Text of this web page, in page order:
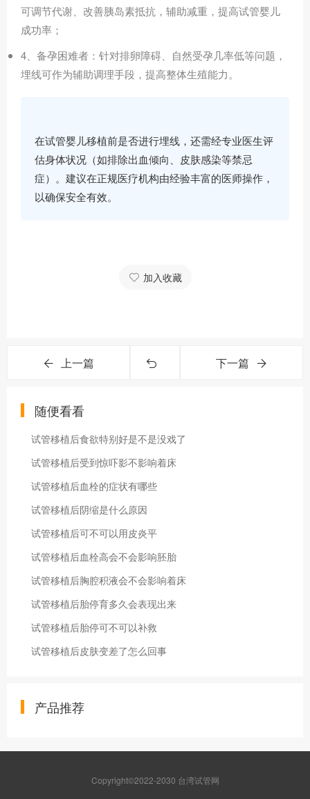
可调节代谢、改善胰岛素抵抗，辅助减重，提高试管婴儿
成功率；
4、备孕困难者：针对排卵障碍、自然受孕几率低等问题，
埋线可作为辅助调理手段，提高整体生殖能力。
在试管婴儿移植前是否进行埋线，还需经专业医生评
估身体状况（如排除出血倾向、皮肤感染等禁忌
症）。建议在正规医疗机构由经验丰富的医师操作，
以确保安全有效。
加入收藏
上一篇 下一篇
随便看看
试管移植后食欲特别好是不是没戏了
试管移植后受到惊吓影不影响着床
试管移植后血栓的症状有哪些
试管移植后阴缩是什么原因
试管移植后可不可以用皮炎平
试管移植后血栓高会不会影响胚胎
试管移植后胸腔积液会不会影响着床
试管移植后胎停育多久会表现出来
试管移植后胎停可不可以补救
试管移植后皮肤变差了怎么回事
产品推荐
Copyright©2022-2030 台湾试管网